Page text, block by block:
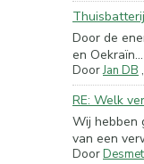
Thuisbatterij
Door de
en Oekraïn...
DoorJan DB ,
RE: Welk
Wij hebben
van een
Door